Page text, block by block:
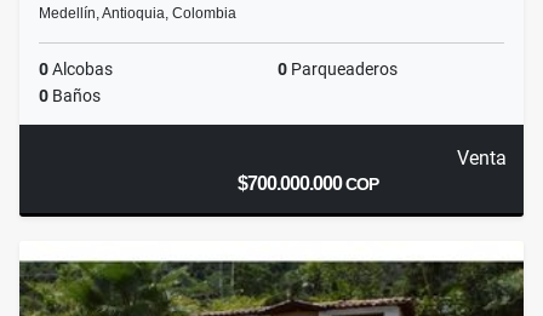
Medellín, Antioquia, Colombia
0Alcobas 0 Parqueaderos
0 Baños
Venta
$700.000.000COP